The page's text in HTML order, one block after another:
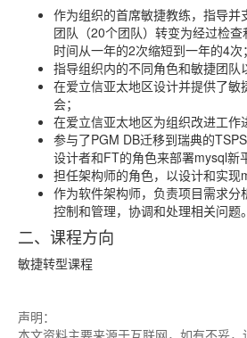
作为组织的首席敏捷教练，指导并
团队（20个团队）转变为经过检
时间从一年的2次缩短到一年的4次；
指导组织内的不同角色和敏捷团队
在爱立信亚太地区设计并提供了
会；
在爱立信亚太地区为组织改进工作
参与了PGM DB迁移到瑞典的
设计者和FT的角色来部署mysql新
担任架构师的角色，以设计和实现
作为软件架构师，负责项目需求分
控制和管理，协调和处理相关问题。
二、课程方向
敏捷转型课程
声明：
本文资料主要来源于互联网，如有不妥